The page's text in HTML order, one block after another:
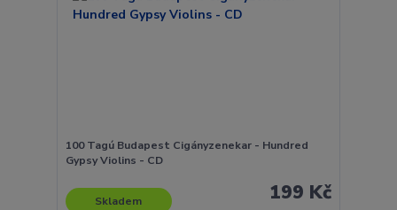
100 Tagú Budapest Cigányzenekar - Hundred
Gypsy Violins - CD
199 Kč
Skladem